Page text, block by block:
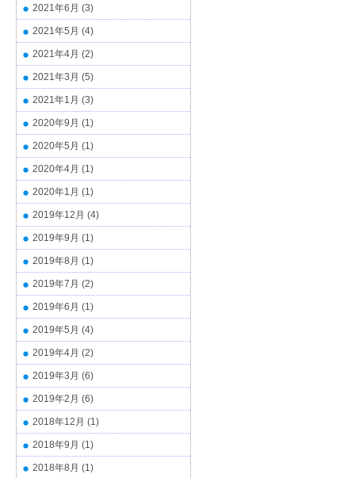
2021年6月 (3)
2021年5月 (4)
2021年4月 (2)
2021年3月 (5)
2021年1月 (3)
2020年9月 (1)
2020年5月 (1)
2020年4月 (1)
2020年1月 (1)
2019年12月 (4)
2019年9月 (1)
2019年8月 (1)
2019年7月 (2)
2019年6月 (1)
2019年5月 (4)
2019年4月 (2)
2019年3月 (6)
2019年2月 (6)
2018年12月 (1)
2018年9月 (1)
2018年8月 (1)